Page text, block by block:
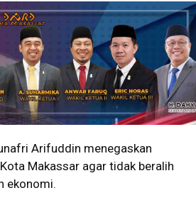
Arifuddin menegaskan
Makassar agar tidak beralih
ekonomi.